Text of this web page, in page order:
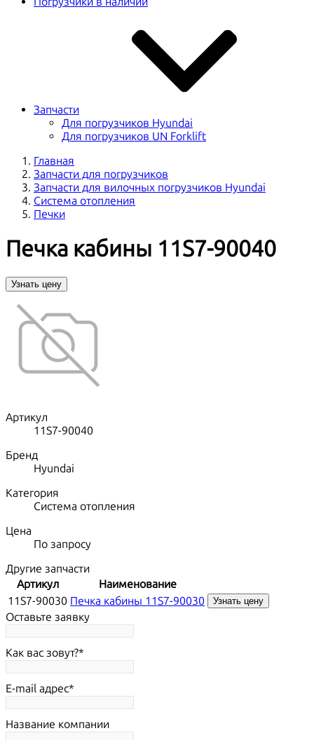
Запчасти
Для погрузчиков Hyundai
Для погрузчиков UN Forklift
Главная
Запчасти для погрузчиков
Запчасти для вилочных погрузчиков Hyundai
Система отопления
Печки
Печка кабины 11S7-90040
Узнать цену
Артикул
11S7-90040
Бренд
Hyundai
Категория
Система отопления
Цена
По запросу
Другие запчасти
Артикул
Наименование
11S7-90030 Печка кабины 11S7-90030 Узнать цену
Оставьте заявку
Как вас зовут?
E-mail адрес
Название компании